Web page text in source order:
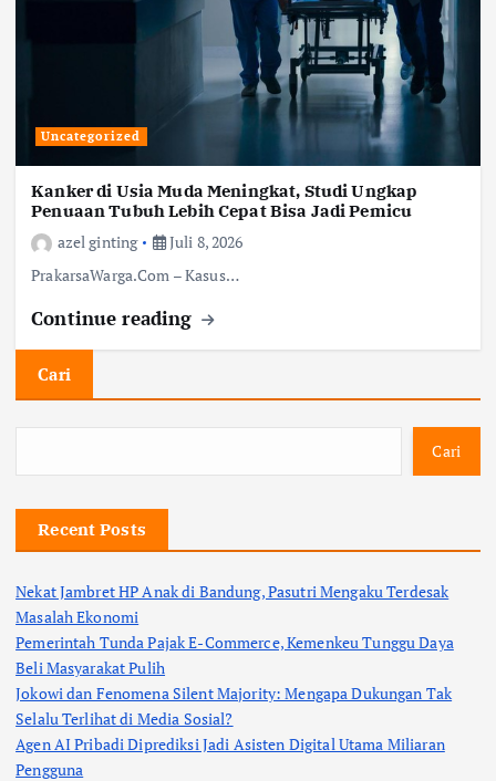
Uncategorized
Kanker di Usia Muda Meningkat, Studi Ungkap
Penuaan Tubuh Lebih Cepat Bisa Jadi Pemicu
azel ginting
Juli 8, 2026
PrakarsaWarga.Com – Kasus…
Continue reading
Cari
Cari
Recent Posts
Nekat Jambret HP Anak di Bandung, Pasutri Mengaku Terdesak
Masalah Ekonomi
Pemerintah Tunda Pajak E-Commerce, Kemenkeu Tunggu Daya
Beli Masyarakat Pulih
Jokowi dan Fenomena Silent Majority: Mengapa Dukungan Tak
Selalu Terlihat di Media Sosial?
Agen AI Pribadi Diprediksi Jadi Asisten Digital Utama Miliaran
Pengguna